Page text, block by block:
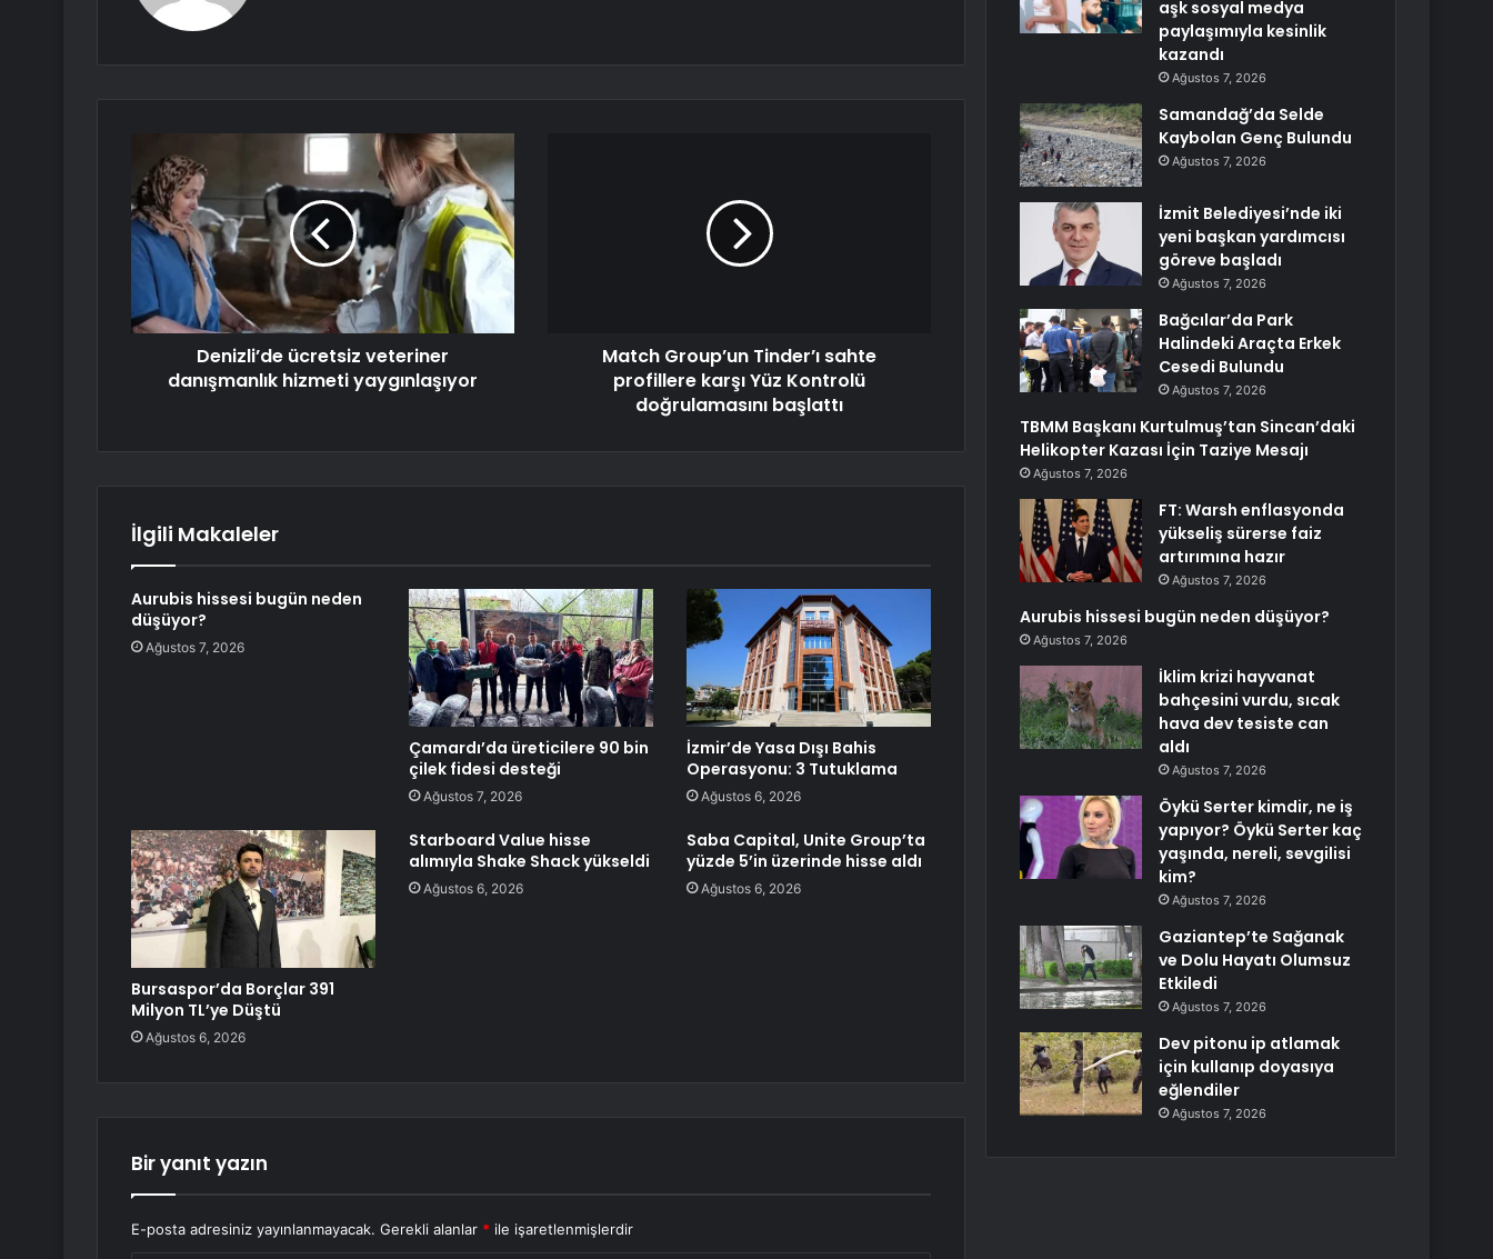
Denizli’de ücretsiz veteriner
danışmanlık hizmeti yaygınlaşıyor
Match Group’un Tinder’ı sahte
profillere karşı Yüz Kontrolü
doğrulamasını başlattı
İlgili Makaleler
Aurubis hissesi bugün neden
düşüyor?
Ağustos 7, 2026
Çamardı’da üreticilere 90 bin
çilek fidesi desteği
Ağustos 7, 2026
İzmir’de Yasa Dışı Bahis
Operasyonu: 3 Tutuklama
Ağustos 6, 2026
Bursaspor’da Borçlar 391
Milyon TL’ye Düştü
Ağustos 6, 2026
Starboard Value hisse
alımıyla Shake Shack yükseldi
Ağustos 6, 2026
Saba Capital, Unite Group’ta
yüzde 5’in üzerinde hisse aldı
Ağustos 6, 2026
Bir yanıt yazın
E-posta adresiniz yayınlanmayacak. Gerekli alanlar * ile işaretlenmişlerdir
aşk sosyal medya
paylaşımıyla kesinlik
kazandı
Ağustos 7, 2026
Samandağ’da Selde
Kaybolan Genç Bulundu
Ağustos 7, 2026
İzmit Belediyesi’nde iki
yeni başkan yardımcısı
göreve başladı
Ağustos 7, 2026
Bağcılar’da Park
Halindeki Araçta Erkek
Cesedi Bulundu
Ağustos 7, 2026
TBMM Başkanı Kurtulmuş’tan Sincan’daki
Helikopter Kazası İçin Taziye Mesajı
Ağustos 7, 2026
FT: Warsh enflasyonda
yükseliş sürerse faiz
artırımına hazır
Ağustos 7, 2026
Aurubis hissesi bugün neden düşüyor?
Ağustos 7, 2026
İklim krizi hayvanat
bahçesini vurdu, sıcak
hava dev tesiste can
aldı
Ağustos 7, 2026
Öykü Serter kimdir, ne iş
yapıyor? Öykü Serter kaç
yaşında, nereli, sevgilisi
kim?
Ağustos 7, 2026
Gaziantep’te Sağanak
ve Dolu Hayatı Olumsuz
Etkiledi
Ağustos 7, 2026
Dev pitonu ip atlamak
için kullanıp doyasıya
eğlendiler
Ağustos 7, 2026